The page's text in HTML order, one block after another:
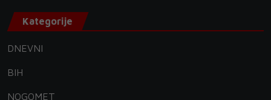
Kategorije
DNEVNI
BIH
NOGOMET